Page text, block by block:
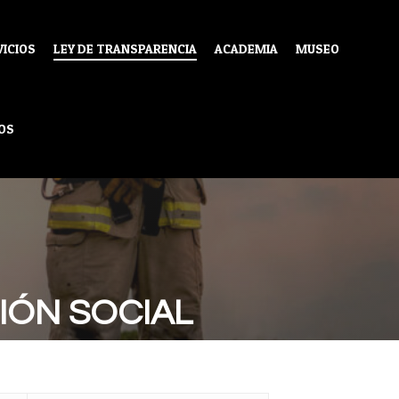
LEY DE TRANSPARENCIA ACADEMIA MUSEO
SOCIAL